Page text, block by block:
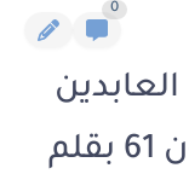
0
الفصل الواحد و الستون 61 بقلم